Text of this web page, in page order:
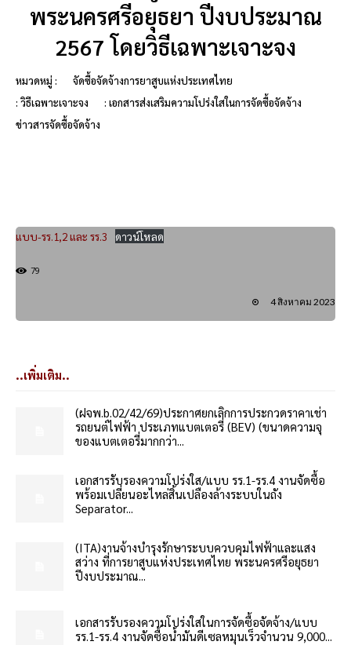
พระนครศรีอยุธยา ปีงบประมาณ
2567 โดยวิธีเฉพาะเจาะจง
หมวดหมู่ :
จัดซื้อจัดจ้างการยาสูบแห่งประเทศไทย
: วิธีเฉพาะเจาะจง
: เอกสารส่งเสริมความโปร่งใสในการจัดซื้อจัดจ้าง
ข่าวสารจัดซื้อจัดจ้าง
แบบ-รร.1,2 และ รร.3 ดาวน์โหลด
79
4 สิงหาคม 2023
..เพิ่มเติม..
(ฝจพ.b.02/42/69)ประกาศยกเลิกการประกวดราคาเช่า
รถยนต์ไฟฟ้า ประเภทแบตเตอรี่ (BEV) (ขนาดความจุ
ของแบตเตอรี่มากกว่า...
เอกสารรับรองความโปร่งใส/แบบ รร.1-รร.4 งานจัดซื้อ
พร้อมเปลี่ยนอะไหล่สิ้นเปลืองล้างระบบในถัง
Separator...
(ITA)งานจ้างบำรุงรักษาระบบควบคุมไฟฟ้าและแสง
สว่าง ที่การยาสูบแห่งประเทศไทย พระนครศรีอยุธยา
ปีงบประมาณ...
เอกสารรับรองความโปร่งใสในการจัดซื้อจัดจ้าง/แบบ
รร.1-รร.4 งานจัดซื้อน้ำมันดีเซลหมุนเร็วจำนวน 9,000...